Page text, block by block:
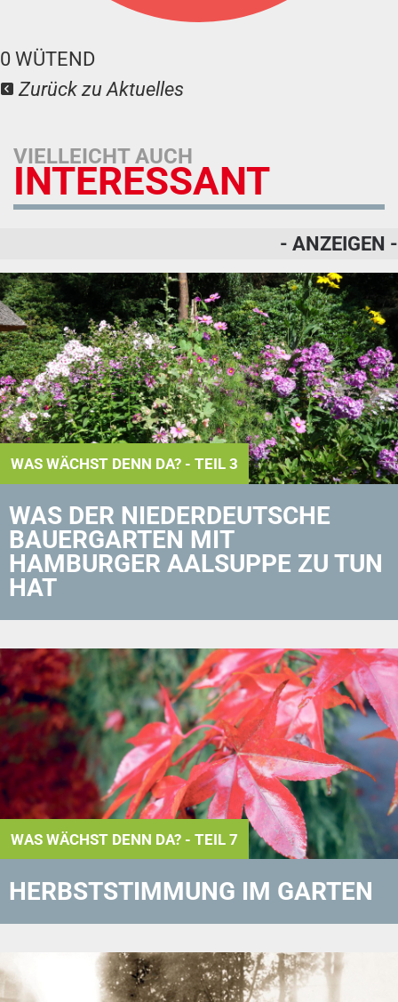
0 WÜTEND
Zurück zu Aktuelles
VIELLEICHT AUCH
INTERESSANT
- ANZEIGEN -
WAS WÄCHST DENN DA? - TEIL 3
WAS DER NIEDERDEUTSCHE
BAUERGARTEN MIT
HAMBURGER AALSUPPE ZU TUN
HAT
WAS WÄCHST DENN DA? - TEIL 7
HERBSTSTIMMUNG IM GARTEN